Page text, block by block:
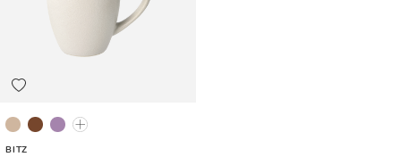
Gris/Crème
BITZ